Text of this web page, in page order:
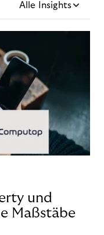
Alle Insights
und
Maßstäbe